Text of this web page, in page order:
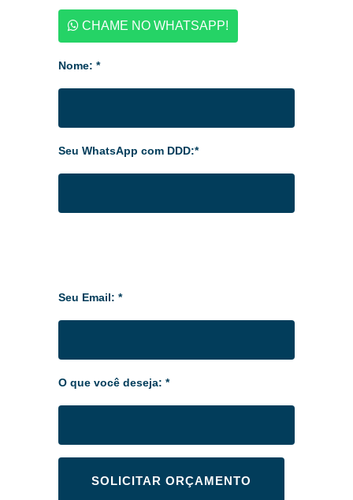
CHAME NO WHATSAPP!
Nome: *
Seu WhatsApp com DDD:*
Seu Email: *
O que você deseja: *